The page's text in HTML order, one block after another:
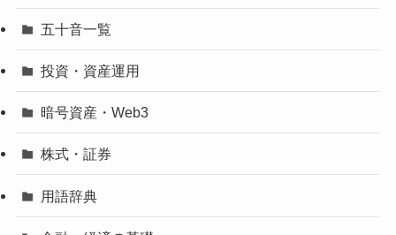
五十音一覧
投資・資産運用
暗号資産・Web3
株式・証券
用語辞典